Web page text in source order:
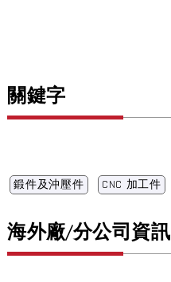
關鍵字
鍛件及沖壓件 CNC 加工件
海外廠/分公司資訊